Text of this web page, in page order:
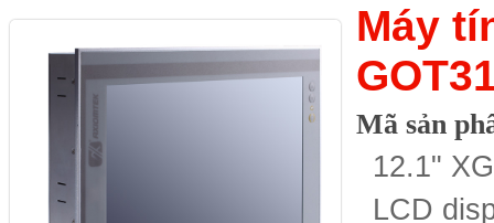
Máy
Mã sản
12.1"
LCD